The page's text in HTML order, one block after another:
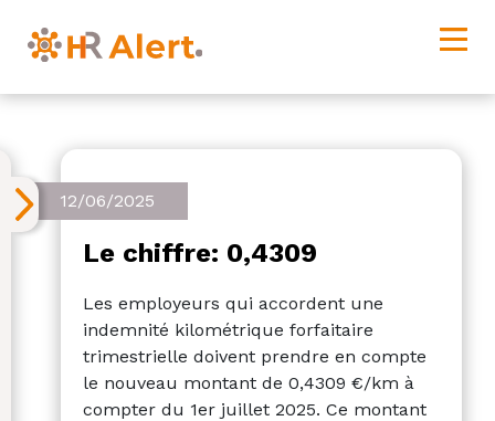
12/06/2025
Le chiffre: 0,4309
Les employeurs qui accordent une
indemnité kilométrique forfaitaire
trimestrielle doivent prendre en compte
le nouveau montant de 0,4309 €/km à
compter du 1er juillet 2025. Ce montant